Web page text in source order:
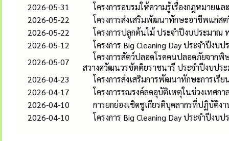
2026-05-31
โครงการอบรมให้ความรู้เรื่องกฎหมายแ
2026-05-22
โครงการส่งเสริมพัฒนาทักษะอาชีพแก่ส
2026-05-22
โครงการปลูกต้นไม้ ประจำปีงบประมาณ
2026-05-12
โครงการ Big Cleaning Day ประจำปีง
2026-05-07
โครงการสัตว์ปลอดโรคคนปลอดภัยจาก
สวางควัฒนวรขัตติยราชนารี ประจำปีงบปร
2026-04-23
โครงการส่งเสริมการพัฒนาทักษะการเ
2026-04-17
โครงการรณรงค์ลดอุบัติเหตุในช่วงเทศก
2026-04-10
การยกย่องเชิดชูเกียรติบุคลากรที่ปฏิบัติ
2026-04-10
โครงการ Big Cleaning Day ประจำปีง